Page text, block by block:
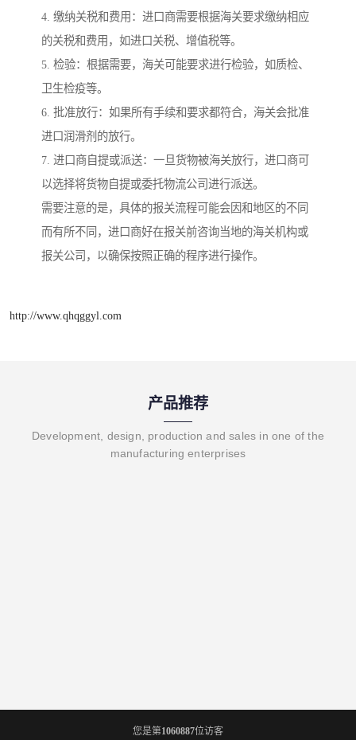
4. 缴纳关税和费用：进口商需要根据海关要求缴纳相应
的关税和费用，如进口关税、增值税等。
5. 检验：根据需要，海关可能要求进行检验，如质检、
卫生检疫等。
6. 批准放行：如果所有手续和要求都符合，海关会批准
进口润滑剂的放行。
7. 进口商自提或派送：一旦货物被海关放行，进口商可
以选择将货物自提或委托物流公司进行派送。
需要注意的是，具体的报关流程可能会因和地区的不同
而有所不同，进口商好在报关前咨询当地的海关机构或
报关公司，以确保按照正确的程序进行操作。
http://www.qhqggyl.com
产品推荐
Development, design, production and sales in one of the
manufacturing enterprises
您是第1060887位访客